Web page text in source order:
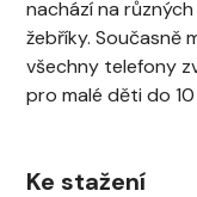
nachází na
žebříky. Současně
všechny telefony
pro malé děti do
Ke stažení